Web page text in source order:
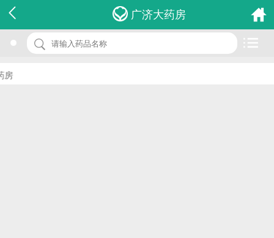
广济大药房
名 称：认真牌杞苓氨基酸胶囊
品 牌：(认真)